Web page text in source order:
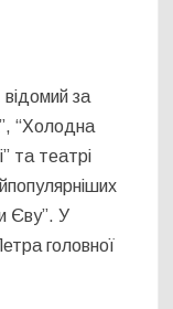
за
“Холодна
та театрі
Єву”. У
головної